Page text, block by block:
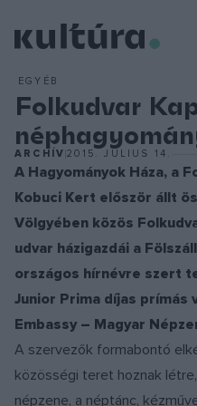
EGYÉB
Folkudvar
ARCHÍV2015. JÚLIUS 14.
A Hagyományok Háza, a
Kobuci Kert először állt
Völgyében közös
udvar házigazdái a
országos hírnévre szert
Junior Prima díjas prímás
Embassy – Magyar
A szervezők formabontó
közösségi teret hoznak
népzene, a néptánc,